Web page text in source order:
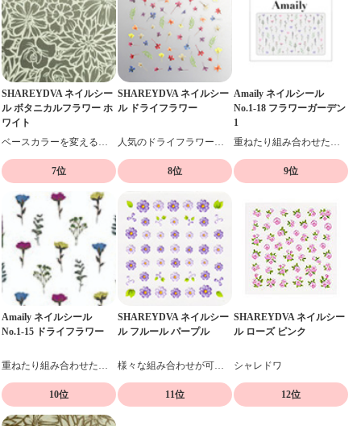
SHAREYDVA ネイルシー
ル ボタニカルフラワー ホ
ワイト
ベースカラーを変えることによって様々なフラワーアートが楽しめます。
SHAREYDVA ネイルシー
ル ドライフラワー
人気のドライフラワーをシールで手軽に！
Amaily ネイルシール
No.1-18 フラワーガーデン
1
重ねたり組み合わせたりデザイン自在の貼るだけネイルシール
7位
Amaily ネイルシール
No.1-15 ドライフラワー
8位
SHAREYDVA ネイルシー
ル フルール パープル
9位
SHAREYDVA ネイルシー
ル ローズ ピンク
シャレドワ
10位 11位 12位